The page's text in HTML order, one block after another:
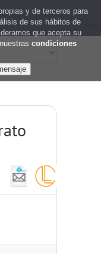
y de terceros para
de sus hábitos de
que acepta su
condiciones